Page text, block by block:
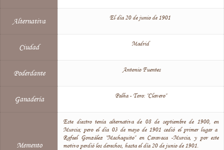
Alternativa El día 20 de junio de 1901
Ciudad Madrid
Poderdante Antonio Fuentes
Ganadería Palha - Toro: "Clavero"
Memento
Este diestro tenía alternativa de 08 de septiembre de 1900, en
Murcia; pero el día 03 de mayo de 1901 cedió el primer lugar a
Rafael González "Machaquito" en Caravaca -Murcia, y por este
motivo perdió los derechos, hasta el día 20 de junio de 1901.